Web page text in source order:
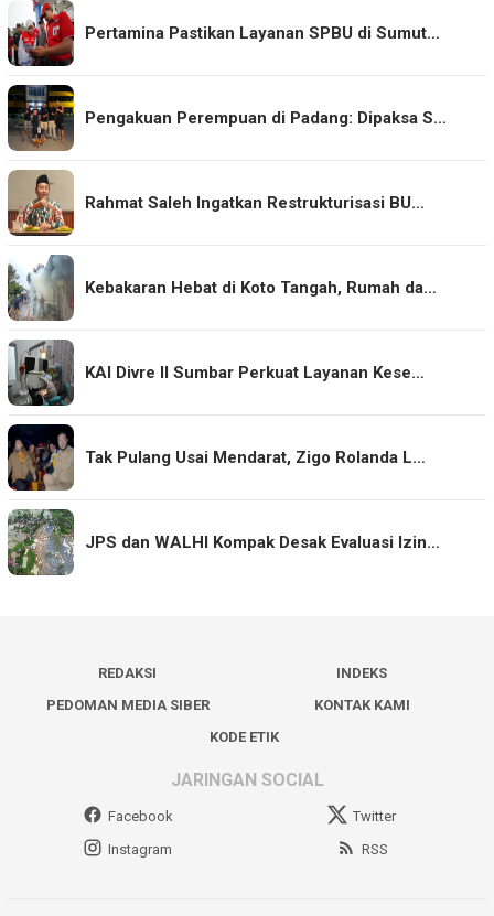
Pertamina Pastikan Layanan SPBU di Sumut…
Pengakuan Perempuan di Padang: Dipaksa S…
Rahmat Saleh Ingatkan Restrukturisasi BU…
Kebakaran Hebat di Koto Tangah, Rumah da…
KAI Divre II Sumbar Perkuat Layanan Kese…
Tak Pulang Usai Mendarat, Zigo Rolanda L…
JPS dan WALHI Kompak Desak Evaluasi Izin…
REDAKSI
INDEKS
PEDOMAN MEDIA SIBER
KONTAK KAMI
KODE ETIK
JARINGAN SOCIAL
Facebook
Twitter
Instagram
RSS